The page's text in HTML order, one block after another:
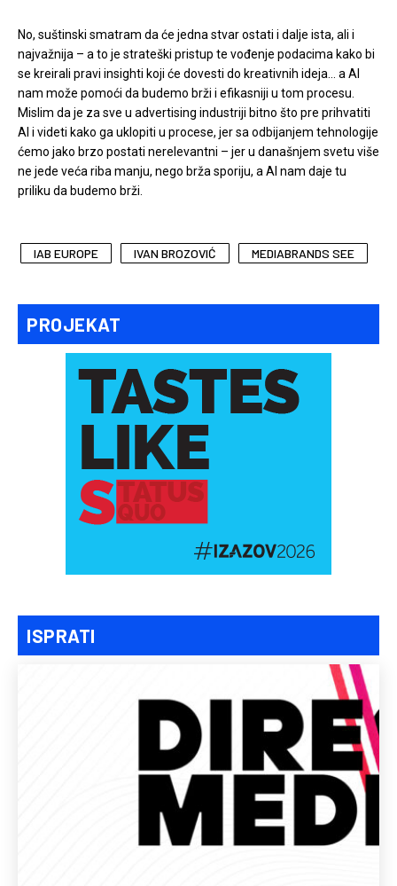
PROJEKAT
ISPRATI
No, suštinski smatram da će jedna stvar ostati i dalje ista, ali i
najvažnija – a to je strateški pristup te vođenje podacima kako bi
se kreirali pravi insighti koji će dovesti do kreativnih ideja… a AI
nam može pomoći da budemo brži i efikasniji u tom procesu.
Mislim da je za sve u advertising industriji bitno što pre prihvatiti
AI i videti kako ga uklopiti u procese, jer sa odbijanjem tehnologije
ćemo jako brzo postati nerelevantni – jer u današnjem svetu više
ne jede veća riba manju, nego brža sporiju, a AI nam daje tu
priliku da budemo brži.
IAB EUROPE IVAN BROZOVIĆ MEDIABRANDS SEE